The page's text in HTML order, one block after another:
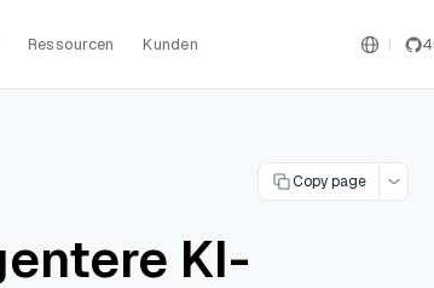
Ressourcen Kunden
Copy page
KI-